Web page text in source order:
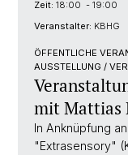
Zeit: 18:00 - 19:00
Veranstalter: KBHG
ÖFFENTLICHE
AUSSTELLUNG /
mit Mattias
In Anknüpfung
"Extrasensory"